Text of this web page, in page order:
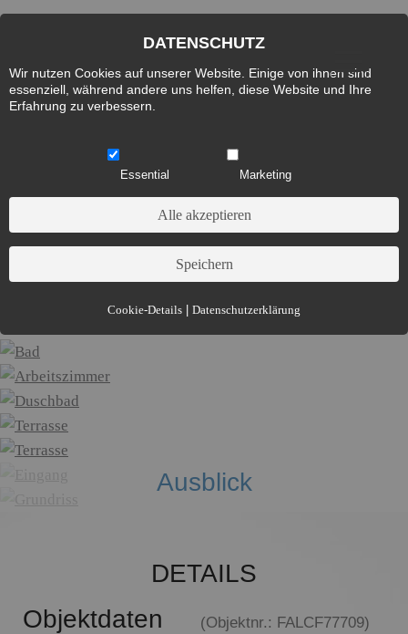
WOHNEN IM PENTHOUSE –
EIN LEBENSGEFÜHL!
Ausblick
DETAILS
Objektdaten
(Objektnr.: FALCF77709)
DATENSCHUTZ
Wir nutzen Cookies auf unserer Website. Einige von ihnen sind
essenziell, während andere uns helfen, diese Website und Ihre
Erfahrung zu verbessern.
Essential Marketing
Essential (3)
Name:
Cookie Hinweis
Zweck:
Cookies:
Laufzeit:
Name:
Zweck:
PHPSESSID
resolution
Cookie-Details Datenschutzerklärung